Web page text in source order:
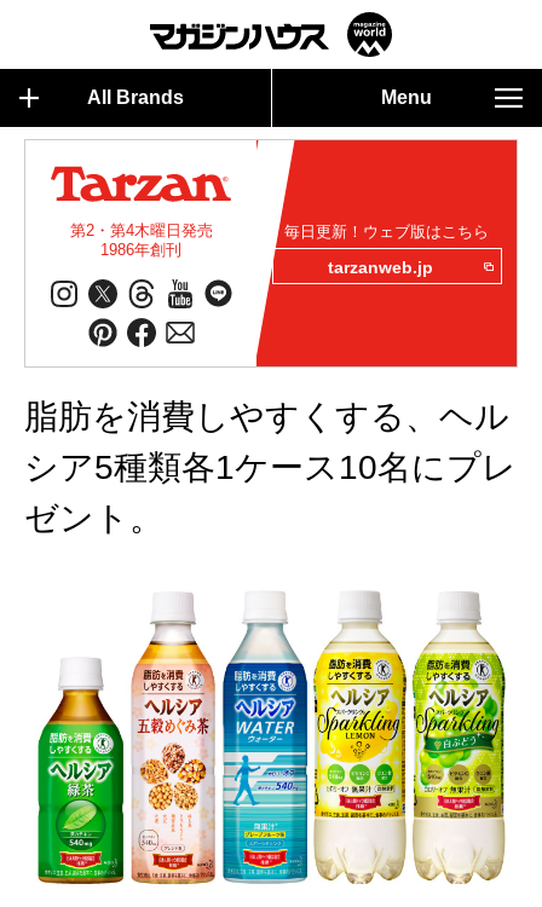
All Brands Menu
第2・第4木曜日発売
1986年創刊
毎日更新！ウェブ版はこちら
tarzanweb.jp
脂肪を消費しやすくする、ヘル
シア5種類各1ケース10名にプレ
ゼント。